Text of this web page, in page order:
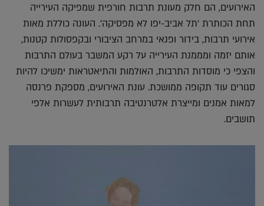
האירועים, הם חלק מעונת תרבות חורפית שמפיקה העירייה
תחת הכותרת 'תל אביב-יפו לא מפסיקה'. העונה כוללת מאות
אירועי תרבות, בידור ופנאי במרחב הציבורי ובקפסולות קטנות,
אותם יזמה ומממנת העירייה על רקע המשבר בעולם התרבות
והצפי כי מוסדות התרבות, האולמות והתיאטראות ימשיכו להיות
סגורים עוד תקופה ממושכת. עונת האירועים, מספקת פרנסה
למאות אמנים ומייצרת אלטרנטיבה תרבותית לעשרות אלפי
תושבים.